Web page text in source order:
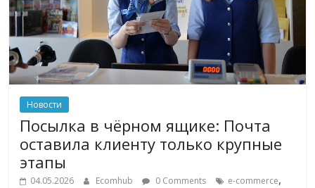
Новости
Посылка в чёрном ящике: Почта
оставила клиенту только крупные
этапы
04.05.2026 Ecomhub 0 Comments e-commerce,